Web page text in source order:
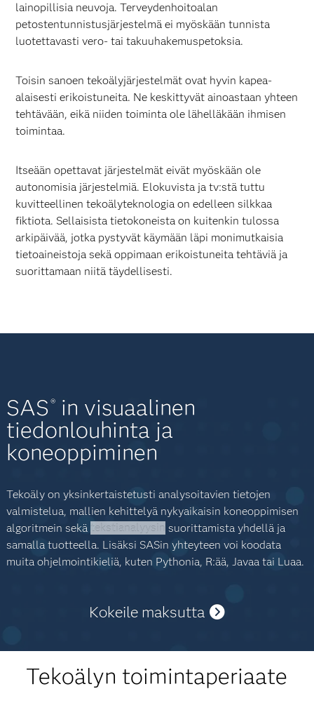
lainopillisia neuvoja. Terveydenhoitoalan
petostentunnistusjärjestelmä ei myöskään tunnista
luotettavasti vero- tai takuuhakemuspetoksia.
Toisin sanoen tekoälyjärjestelmät ovat hyvin kapea-
alaisesti erikoistuneita. Ne keskittyvät ainoastaan yhteen
tehtävään, eikä niiden toiminta ole lähelläkään ihmisen
toimintaa.
Itseään opettavat järjestelmät eivät myöskään ole
autonomisia järjestelmiä. Elokuvista ja tv:stä tuttu
kuvitteellinen tekoälyteknologia on edelleen silkkaa
fiktiota. Sellaisista tietokoneista on kuitenkin tulossa
arkipäivää, jotka pystyvät käymään läpi monimutkaisia
tietoaineistoja sekä oppimaan erikoistuneita tehtäviä ja
suorittamaan niitä täydellisesti.
SAS ® in visuaalinen
tiedonlouhinta ja
koneoppiminen
Tekoäly on yksinkertaistetusti analysoitavien tietojen
valmistelua, mallien kehittelyä nykyaikaisin koneoppimisen
algoritmein sekä tekstianalyysin suorittamista yhdellä ja
samalla tuotteella. Lisäksi SASin yhteyteen voi koodata
muita ohjelmointikieliä, kuten Pythonia, R:ää, Javaa tai Luaa.
Kokeile maksutta
Tekoälyn toimintaperiaate